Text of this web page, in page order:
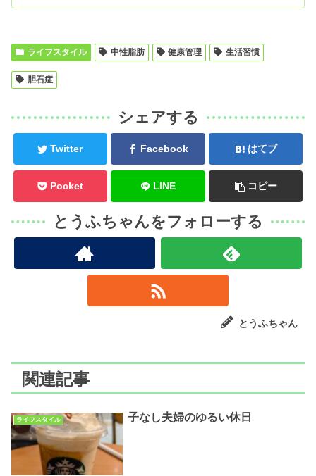
ライフスタイル 中性脂肪 健康管理 生活習慣
胆石症
シェアする
Twitter Facebook はてブ
Pocket LINE コピー
とうふちゃんをフォローする
とうふちゃん
関連記事
ライフスタイル 子なし夫婦のゆるい休日